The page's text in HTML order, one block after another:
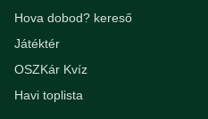
Hova dobod? kereső
Játéktér
OSZKár Kvíz
Havi toplista